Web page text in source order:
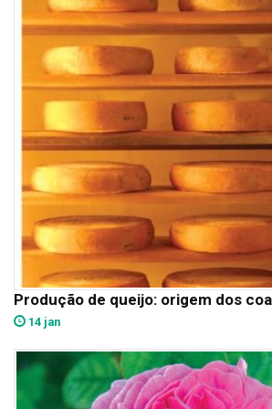
Produção de queijo: origem dos
14 jan